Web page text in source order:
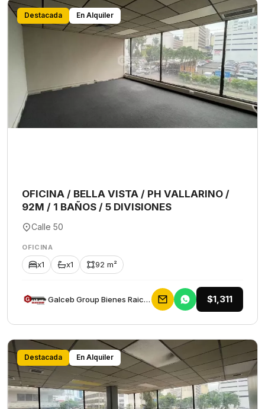
Destacada En Alquiler
OFICINA / BELLA VISTA / PH VALLARINO /
92M / 1 BAÑOS / 5 DIVISIONES
Calle 50
OFICINA
x1 x1 92 m²
Galceb Group Bienes Raices $1,311
Destacada En Alquiler